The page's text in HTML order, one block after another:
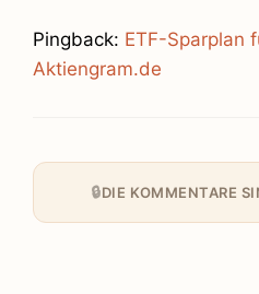
Pingback: ETF-Sparplan
Aktiengram.de
DIE KOMMENTARE